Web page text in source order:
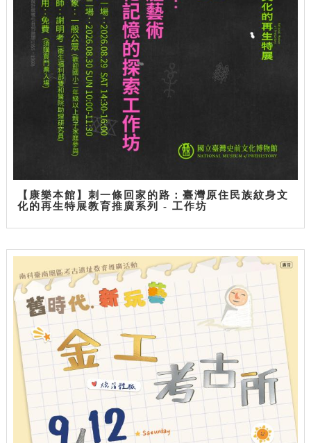
【康樂本館】刺一條回家的路：臺灣原住民族紋身文
化的再生特展教育推廣系列 - 工作坊